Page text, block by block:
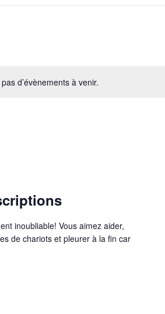
pas d’évènements à venir.
inoubliable! Vous aimez aider,
de chariots et pleurer à la fin car